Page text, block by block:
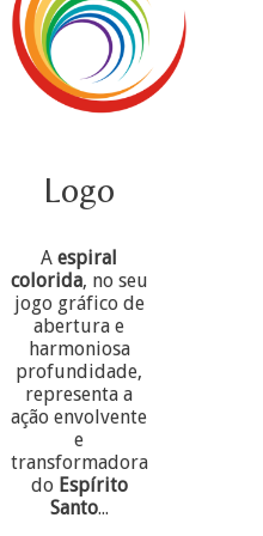
Logo
Aespiral
colorida, no seu
jogo gráfico de
abertura e
harmoniosa
profundidade,
representa a
ação envolvente
e
transformadora
do Espírito
Santo...